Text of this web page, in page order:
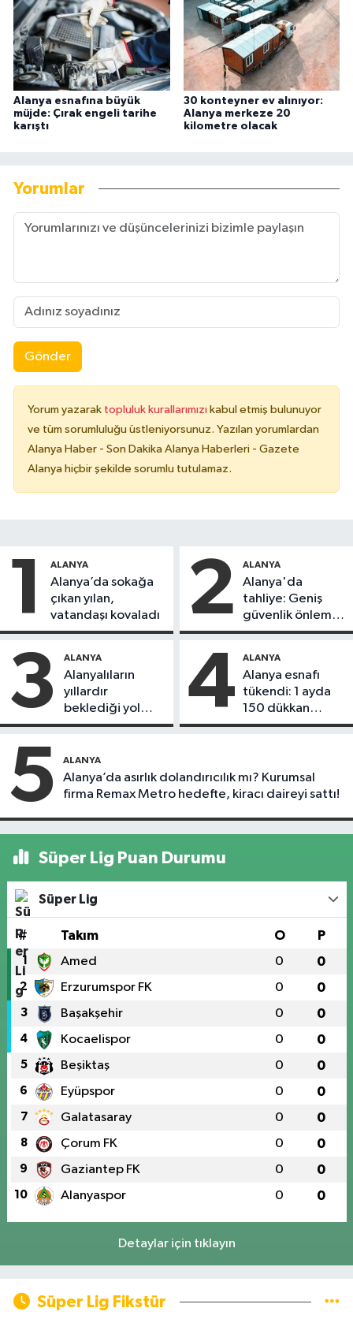
Alanya esnafına büyük
müjde: Çırak engeli tarihe
karıştı
30 konteyner ev alınıyor:
Alanya merkeze 20
kilometre olacak
Yorumlar
Gönder
Yorum yazarak topluluk kurallarımızı kabul etmiş bulunuyor
ve tüm sorumluluğu üstleniyorsunuz. Yazılan yorumlardan
Alanya Haber - Son Dakika Alanya Haberleri - Gazete
Alanya hiçbir şekilde sorumlu tutulamaz.
1 ALANYA
Alanya’da sokağa
çıkan yılan,
vatandaşı kovaladı
2 ALANYA
Alanya'da
tahliye: Geniş
güvenlik önlemi
alındı
3 ALANYA
Alanyalıların
yıllardır
beklediği yol
askıdan döndü
4 ALANYA
Alanya esnafı
tükendi: 1 ayda
150 dükkan
kapandı
5 ALANYA
Alanya’da asırlık dolandırıcılık mı? Kurumsal
firma Remax Metro hedefte, kiracı daireyi sattı!
Süper Lig Puan Durumu
Süper Lig
# Takım O P
1 Amed 0 0
2 Erzurumspor FK 0 0
3 Başakşehir 0 0
4 Kocaelispor 0 0
5 Beşiktaş 0 0
6 Eyüpspor 0 0
7 Galatasaray 0 0
8 Çorum FK 0 0
9 Gaziantep FK 0 0
10 Alanyaspor 0 0
Detaylar için tıklayın
Süper Lig Fikstür